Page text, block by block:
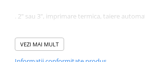
. 2" sau 3", imprimare termica, taiere
Viteza de imprimare rapida de 250mm/s
Fiabilitate avansata pentru imprimarea
VEZI MAI MULT